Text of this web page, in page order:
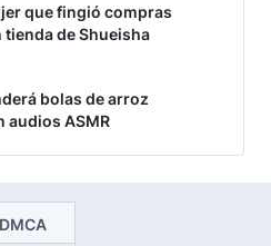
que fingió compras
de Shueisha
bolas de arroz
audios ASMR
DMCA